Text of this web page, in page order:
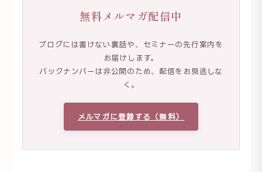
無料メルマガ配信中
ブログには書けない裏話や、セミナーの先行案内を
お届けします。
バックナンバーは非公開のため、配信をお見逃しな
く。
メルマガに登録する（無料）